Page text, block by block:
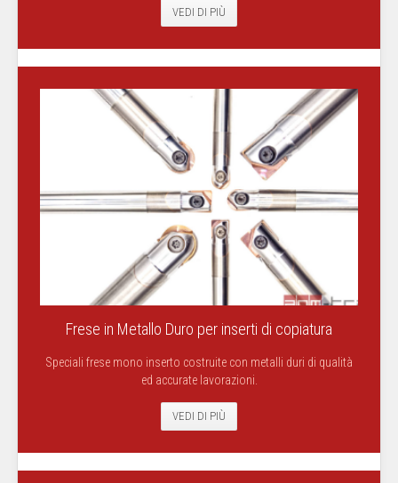
VEDI DI PIÙ
Frese in Metallo Duro per inserti di copiatura
Speciali frese mono inserto costruite con metalli duri di qualità
ed accurate lavorazioni.
VEDI DI PIÙ